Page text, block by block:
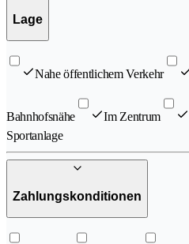
Lage
Nahe öffentlichem Verkehr
Bahnhofsnähe Im Zentrum
Sportanlage
Zahlungskonditionen